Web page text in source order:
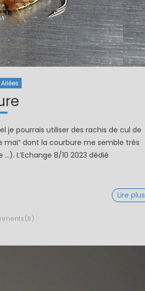
je pourrais utiliser des rachis de cul de
dont la courbure me semble très
L’Echange 8/10 2023 dédié
Lire plus